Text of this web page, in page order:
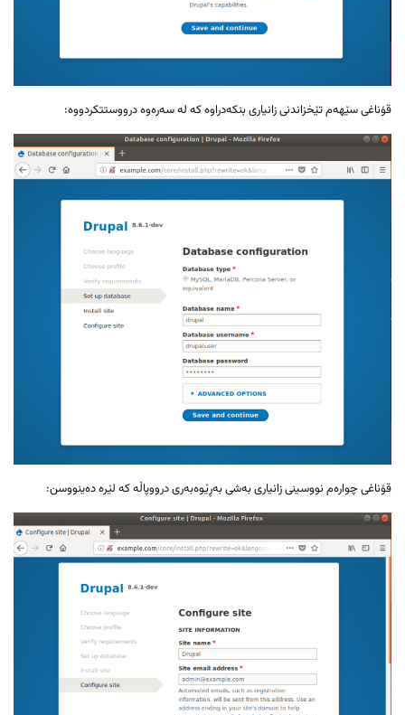
قۆناغی سێهەم تێخزاندنی زانیاری بنکەدراوە کە لە سەرەوە درووستتکردووە:
قۆناغی چوارەم نووسینی زانیاری بەشی بەڕێوەبەری درووپاڵە کە لێرە دەینووسن: